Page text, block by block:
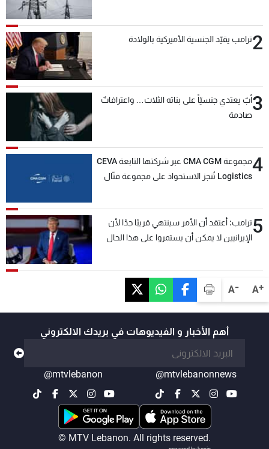
A+
A-
2ترامب يقيّد الجنسية الأميركية بالولادة
3أبٌ يعتدي جنسيّاً على بناته الثلاث… واعترافاتٌ
صادمة
4
مجموعة CMA CGM عبر شركتها التابعة CEVA
Logistics تُنجز الاستحواذ على مجموعة فتّال
5ترامب: أعتقد أن الأمر سينتهي قريبًا جدًا لأن
الإيرانيين لا يمكن أن يستمروا على هذا الحال
أهم الأخبار و الفيديوهات في بريدك الالكتروني
@mtvlebanonnews
@mtvlebanon
© MTV Lebanon. All rights reserved.
سياسة الخصوصية